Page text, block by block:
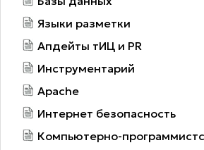
Языки разметки
Апдейты тИЦ и PR
Инструментарий
Apache
Интернет безопасность
Компьютерно-